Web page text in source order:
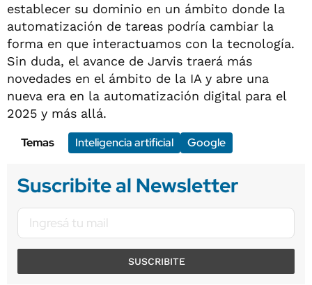
establecer su dominio en un ámbito donde la
automatización de tareas podría cambiar la
forma en que interactuamos con la tecnología.
Sin duda, el avance de Jarvis traerá más
novedades en el ámbito de la IA y abre una
nueva era en la automatización digital para el
2025 y más allá.
Temas
Inteligencia artificial Google
Suscribite al Newsletter
SUSCRIBITE